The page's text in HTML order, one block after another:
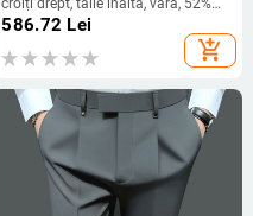
lână, stil business formal
586.72 Lei
add_shopping_cart